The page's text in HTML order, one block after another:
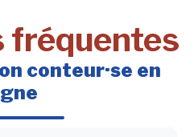
fréquentes
conteur·se en